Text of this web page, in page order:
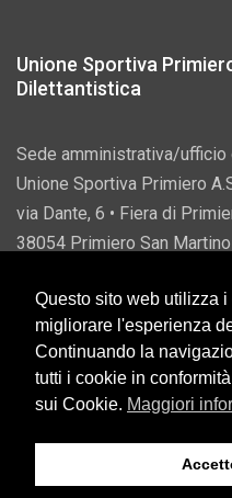
Unione Sportiva
Dilettantistica
Sede amministrativa/ufficio
Unione Sportiva Primiero
via Dante, 6 • Fiera di
38054 Primiero San
Vantaggi da
Questo sito web utilizza
migliorare l'esperienza
Continuando la
tutti i cookie in
sui Cookie. Maggiori